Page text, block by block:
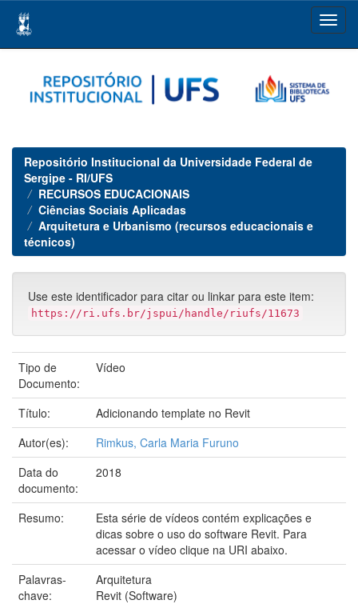
navigation
Repositório Institucional da Universidade Federal de
Sergipe - RI/UFS
RECURSOS EDUCACIONAIS
Ciências Sociais Aplicadas
Arquitetura e Urbanismo (recursos educacionais e
técnicos)
Use este identificador para citar ou linkar para este item:
https://ri.ufs.br/jspui/handle/riufs/11673
Tipo de
Documento:
Vídeo
Título:
Adicionando template no Revit
Autor(es):
Rimkus, Carla Maria Furuno
Data do
documento:
2018
Resumo:
Esta série de vídeos contém explicações e
dicas sobre o uso do software Revit. Para
acessar o vídeo clique na URI abaixo.
Palavras-
chave:
Arquitetura
Revit (Software)